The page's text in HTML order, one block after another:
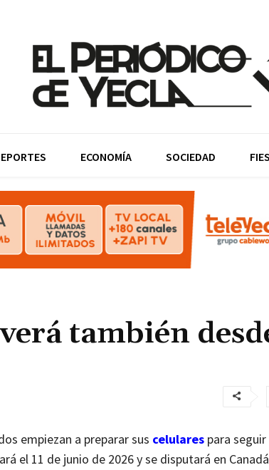
ECONOMÍA SOCIEDAD
también
empiezan a preparar sus celulares para
el 11 de junio de 2026 y se disputará en